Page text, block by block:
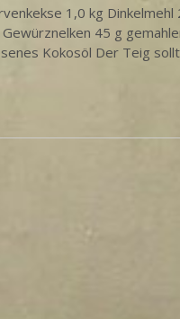
1,0 kg Dinkelmehl
45 g
Kokosöl Der Teig